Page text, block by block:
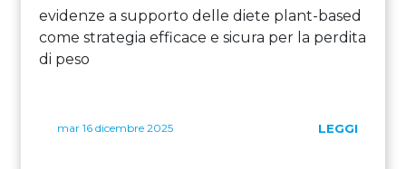
evidenze a supporto delle diete plant-based
come strategia efficace e sicura per la perdita
di peso
mar 16 dicembre 2025 LEGGI